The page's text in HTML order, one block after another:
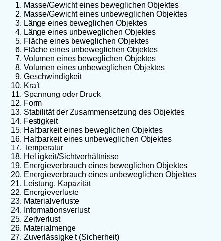
Masse/Gewicht eines beweglichen Objektes
Masse/Gewicht eines unbeweglichen Objektes
Länge eines beweglichen Objektes
Länge eines unbeweglichen Objektes
Fläche eines beweglichen Objektes
Fläche eines unbeweglichen Objektes
Volumen eines beweglichen Objektes
Volumen eines unbeweglichen Objektes
Geschwindigkeit
Kraft
Spannung oder Druck
Form
Stabilität der Zusammensetzung des Objektes
Festigkeit
Haltbarkeit eines beweglichen Objektes
Haltbarkeit eines unbeweglichen Objektes
Temperatur
Helligkeit/Sichtverhältnisse
Energieverbrauch eines beweglichen Objektes
Energieverbrauch eines unbeweglichen Objektes
Leistung, Kapazität
Energieverluste
Materialverluste
Informationsverlust
Zeitverlust
Materialmenge
Zuverlässigkeit (Sicherheit)